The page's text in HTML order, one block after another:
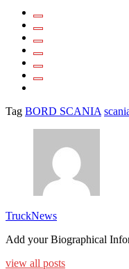
Tag BORD SCANIA
TruckNews
Add your Biographical
view all posts